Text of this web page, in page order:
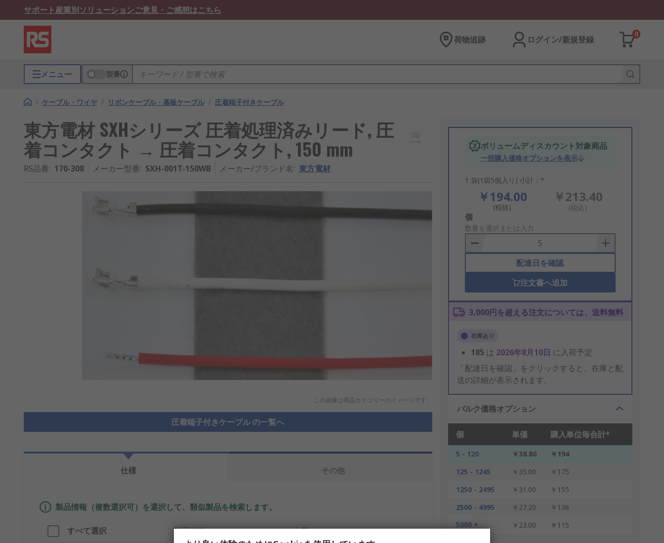
サポート産業別ソリューションご意見・ご感想はこちら
荷物追跡 ログイン/新規登録
0
メニュー 型番
/ ケーブル・ワイヤ / リボンケーブル・基板ケーブル / 圧着端子付きケーブル
東方電材 SXHシリーズ 圧着処理済みリード, 圧
着コンタクト → 圧着コンタクト, 150 mm
RS品番: 170-308 メーカー型番: SXH-001T-150WB メーカー/ブランド名: 東方電材
この画像は商品カテゴリーのイメージです。
圧着端子付きケーブル の一覧へ
ボリュームディスカウント対象商品
一括購入価格オプションを表示
1 袋(1袋5個入り) 小計：*
￥194.00
(税抜)
￥213.40
(税込)
Add
to
Basket
個
数量を選択または入力
配達日を確認
注文書へ追加
3,000円を超える注文については、送料無料
在庫あり
185 は 2026年8月10日 に入荷予定
「配達日を確認」をクリックすると、在庫と配
送の詳細が表示されます。
バルク価格オプション
個 単価 購入単位毎合計*
5 - 120 ￥38.80
￥194
125 - 1245
￥35.00
￥175
1250 - 2495
￥31.00
￥155
2500 - 4995
￥27.20
￥136
5000 +
￥23.00 ￥115
仕様 その他
製品情報（複数選択可）を選択して、類似製品を検索します。
すべて選択 製品情報 内容